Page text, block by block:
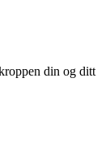
din og ditt